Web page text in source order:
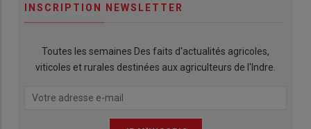
INSCRIPTION NEWSLETTER
Toutes les semaines Des faits d'actualités agricoles,
viticoles et rurales destinées aux agriculteurs de l'Indre.